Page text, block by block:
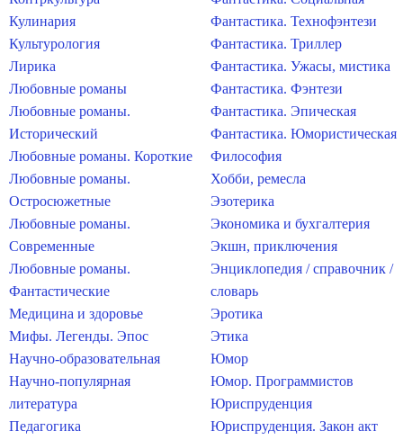
Кулинария
Культурология
Лирика
Любовные романы
Любовные романы.
Исторический
Любовные романы. Короткие
Любовные романы.
Остросюжетные
Любовные романы.
Современные
Любовные романы.
Фантастические
Медицина и здоровье
Мифы. Легенды. Эпос
Научно-образовательная
Научно-популярная
литература
Педагогика
Фантастика. Технофэнтези
Фантастика. Триллер
Фантастика. Ужасы, мистика
Фантастика. Фэнтези
Фантастика. Эпическая
Фантастика. Юмористическая
Философия
Хобби, ремесла
Эзотерика
Экономика и бухгалтерия
Экшн, приключения
Энциклопедия / справочник /
словарь
Эротика
Этика
Юмор
Юмор. Программистов
Юриспруденция
Юриспруденция. Закон акт